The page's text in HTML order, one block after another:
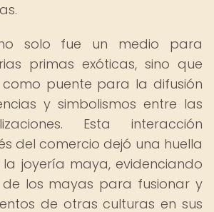
solo fue un medio para
primas exóticas, sino que
puente para la difusión
y simbolismos entre las
Esta interacción
del comercio dejó una huella
joyería maya, evidenciando
los mayas para fusionar y
de otras culturas en sus